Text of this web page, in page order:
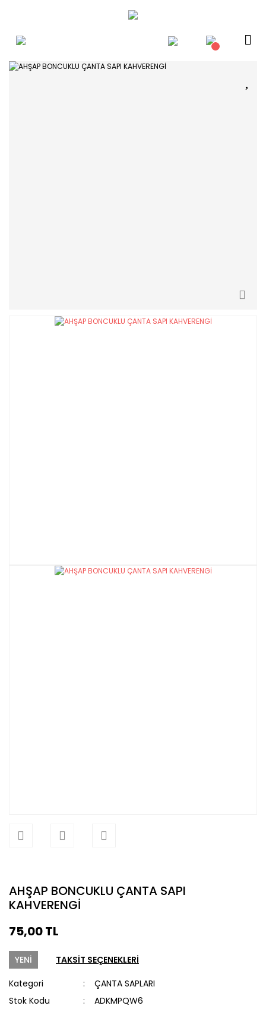
AHŞAP BONCUKLU ÇANTA SAPI
KAHVERENGİ
75,00 TL
YENİ TAKSİT SEÇENEKLERİ
Kategori
ÇANTA SAPLARI
Stok Kodu
ADKMPQW6